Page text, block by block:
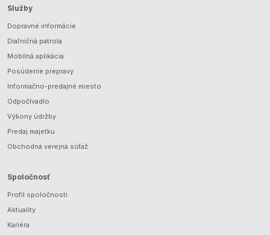
Služby
Dopravné informácie
Diaľničná patrola
Mobilná aplikácia
Posúdenie prepravy
Informačno-predajné miesto
Odpočívadlo
Výkony údržby
Predaj majetku
Obchodná verejná súťaž
Spoločnosť
Profil spoločnosti
Aktuality
Kariéra